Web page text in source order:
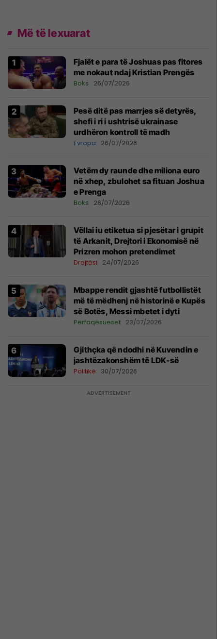
Më të lexuarat
Fjalët e para të Joshuas pas fitores
me nokaut ndaj Kristian Prengës
Boks 26/07/2026
Pesë ditë pas marrjes së detyrës,
shefi i ri i ushtrisë ukrainase
urdhëron kontroll të madh
Evropa 26/07/2026
Vetëm dy raunde dhe miliona euro
në xhep, zbulohet sa fituan Joshua
e Prenga
Boks 26/07/2026
Vëllai iu etiketua si pjesëtar i grupit
të Arkanit, Drejtori i Ekonomisë në
Prizren mohon pretendimet
Drejtësi 24/07/2026
Mbappe rendit gjashtë futbollistët
më të mëdhenj në historinë e Kupës
së Botës, Messi mbetet i dyti
Përfaqësueset 23/07/2026
Gjithçka që ndodhi në Kuvendin e
jashtëzakonshëm të LDK-së
Politikë 30/07/2026